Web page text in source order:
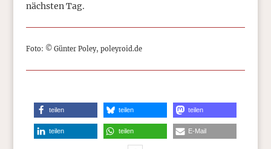
nächsten Tag.
Foto: © Günter Poley, poleyroid.de
teilen teilen teilen
teilen teilen E-Mail